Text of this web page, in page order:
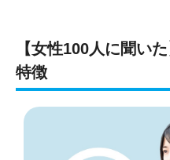
【女性100人に聞い
特徴